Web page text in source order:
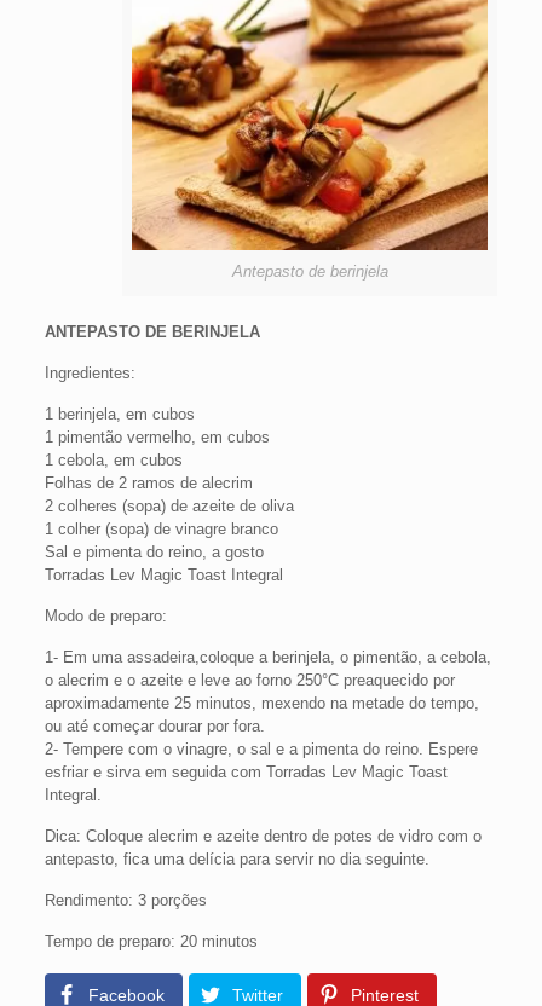
Antepasto de berinjela
ANTEPASTO DE BERINJELA
Ingredientes:
1 berinjela, em cubos
1 pimentão vermelho, em cubos
1 cebola, em cubos
Folhas de 2 ramos de alecrim
2 colheres (sopa) de azeite de oliva
1 colher (sopa) de vinagre branco
Sal e pimenta do reino, a gosto
Torradas Lev Magic Toast Integral
Modo de preparo:
1- Em uma assadeira,coloque a berinjela, o pimentão, a cebola,
o alecrim e o azeite e leve ao forno 250°C preaquecido por
aproximadamente 25 minutos, mexendo na metade do tempo,
ou até começar dourar por fora.
2- Tempere com o vinagre, o sal e a pimenta do reino. Espere
esfriar e sirva em seguida com Torradas Lev Magic Toast
Integral.
Dica: Coloque alecrim e azeite dentro de potes de vidro com o
antepasto, fica uma delícia para servir no dia seguinte.
Rendimento: 3 porções
Tempo de preparo: 20 minutos
Facebook Twitter Pinterest